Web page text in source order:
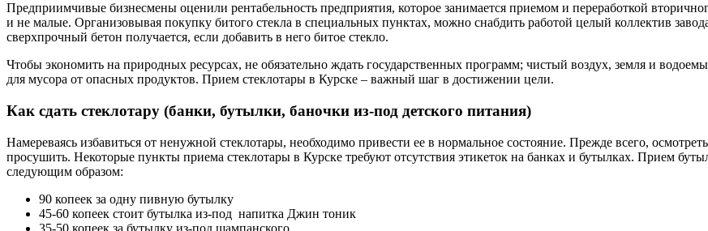
Предприимчивые бизнесмены оценили рентабельность предприятия, которое занимается приемом и переработкой
и не малые. Организовывая покупку битого стекла в специальных пунктах, можно снабдить работой целый коллектив
сверхпрочный бетон получается, если добавить в него битое стекло.
Чтобы экономить на природных ресурсах, не обязательно ждать государственных программ; чистый воздух, земля и
для мусора от опасных продуктов. Прием стеклотары в Курске – важный шаг в достижении цели.
Как сдать стеклотару (банки, бутылки, баночки из-под детского питания)
Намереваясь избавиться от ненужной стеклотары, необходимо привести ее в нормальное состояние. Прежде всего,
просушить. Некоторые пункты приема стеклотары в Курске требуют отсутствия этикеток на банках и бутылках. Прием
следующим образом:
90 копеек за одну пивную бутылку
45-60 копеек стоит бутылка из-под напитка Джин тоник
35-50 копеек за бутылку из-под шампанского.